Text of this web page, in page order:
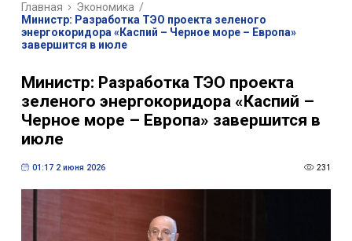
Главная Экономика /
Министр: Разработка ТЭО проекта зеленого
энергокоридора «Каспий – Черное море – Европа»
завершится в июле
Министр: Разработка ТЭО проекта
зеленого энергокоридора «Каспий –
Черное море – Европа» завершится в
июле
01:17 2 июня 2026 231